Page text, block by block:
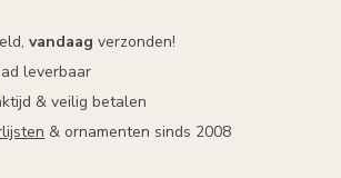
vandaag verzonden!
leverbaar
& veilig betalen
& ornamenten sinds 2008